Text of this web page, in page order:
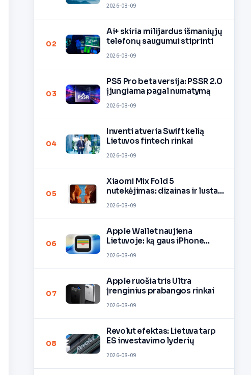
2026-08-09
02
Ai+ skiria milijardus išmaniųjų
telefonų saugumui stiprinti
2026-08-09
03
PS5 Pro beta versija: PSSR 2.0
įjungiama pagal numatymą
2026-08-09
04
Inventi atveria Swift kelią
Lietuvos fintech rinkai
2026-08-09
05
Xiaomi Mix Fold 5
nutekėjimas: dizainas ir lustas
2026-08-09
06
Apple Wallet naujiena
Lietuvoje: ką gaus iPhone
2026-08-09
07
Apple ruošia tris Ultra
įrenginius prabangos rinkai
2026-08-09
08
Revolut efektas: Lietuva tarp
ES investavimo lyderių
2026-08-09